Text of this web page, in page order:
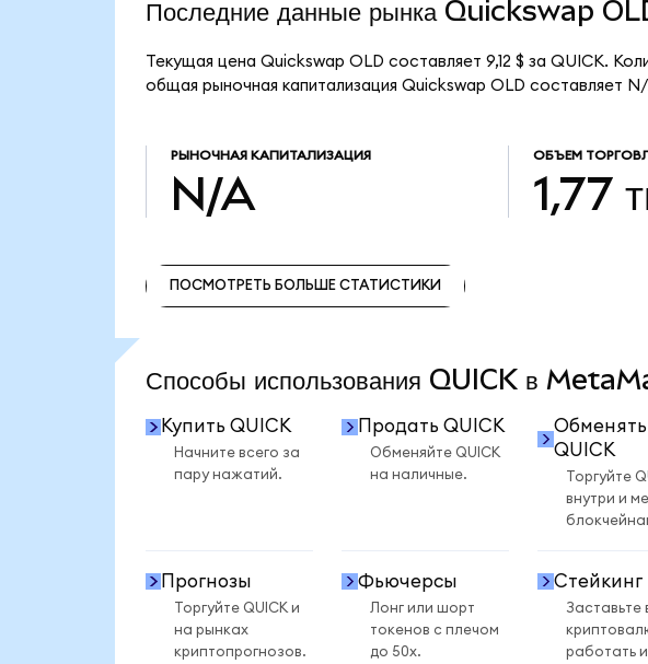
Последние данные рынка Quickswap
Текущая цена Quickswap OLD составляет 9,12 $ за QUICK.
общая рыночная капитализация Quickswap OLD составляет
РЫНОЧНАЯ КАПИТАЛИЗАЦИЯ
N/A
ОБЪЕМ
1,77
ПОСМОТРЕТЬ БОЛЬШЕ СТАТИСТИКИ
Способы использования QUICK в
Купить QUICK
Начните всего за
пару нажатий.
Продать QUICK
Обменяйте QUICK
на наличные.
Обменять
QUICK
Торгуйте
внутри и
Прогнозы
Торгуйте QUICK и
на рынках
криптопрогнозов.
Фьючерсы
Лонг или шорт
токенов с плечом
до 50x.
Стейкинг
Заставьте
работать и